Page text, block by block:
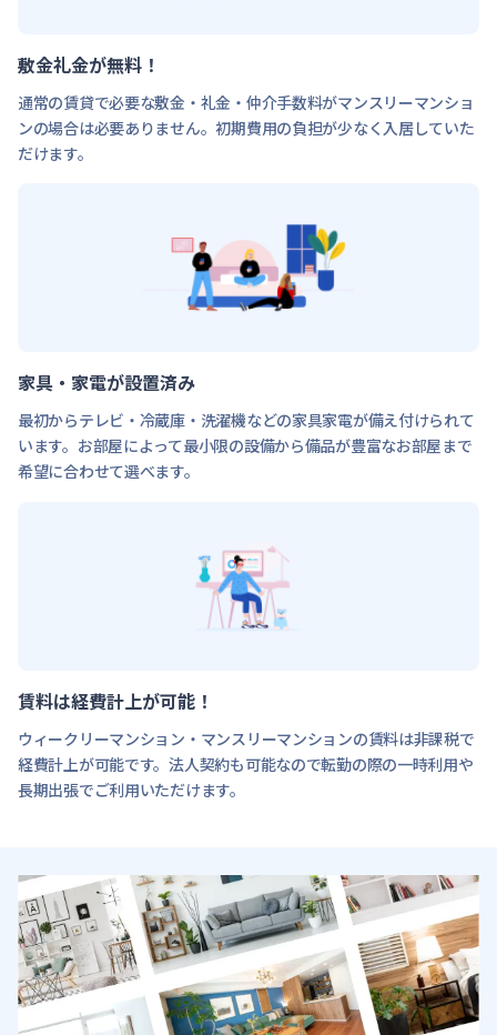
敷金礼金が無料！
通常の賃貸で必要な敷金・礼金・仲介手数料がマンスリーマンショ
ンの場合は必要ありません。初期費用の負担が少なく入居していた
だけます。
家具・家電が設置済み
最初からテレビ・冷蔵庫・洗濯機などの家具家電が備え付けられて
います。お部屋によって最小限の設備から備品が豊富なお部屋まで
希望に合わせて選べます。
賃料は経費計上が可能！
ウィークリーマンション・マンスリーマンションの賃料は非課税で
経費計上が可能です。法人契約も可能なので転勤の際の一時利用や
長期出張でご利用いただけます。